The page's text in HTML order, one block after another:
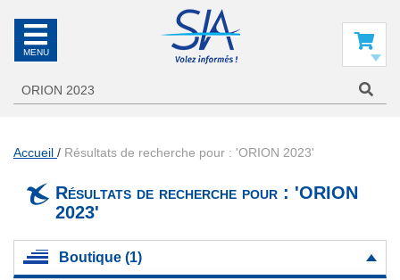
Accueil Résultats de recherche pour : 'ORION 2023'
Résultats de recherche pour : 'ORION
2023'
Boutique (1)